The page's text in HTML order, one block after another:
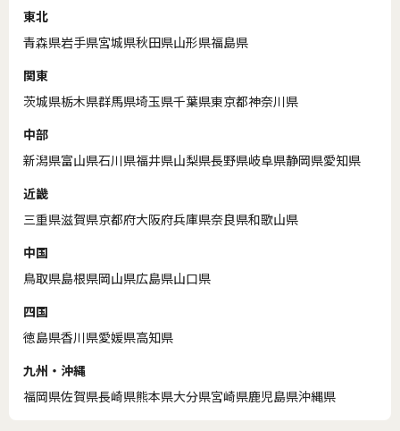
東北
青森県岩手県宮城県秋田県山形県福島県
関東
茨城県栃木県群馬県埼玉県千葉県東京都神奈川県
中部
新潟県富山県石川県福井県山梨県長野県岐阜県静岡県愛知県
近畿
三重県滋賀県京都府大阪府兵庫県奈良県和歌山県
中国
鳥取県島根県岡山県広島県山口県
四国
徳島県香川県愛媛県高知県
九州・沖縄
福岡県佐賀県長崎県熊本県大分県宮崎県鹿児島県沖縄県